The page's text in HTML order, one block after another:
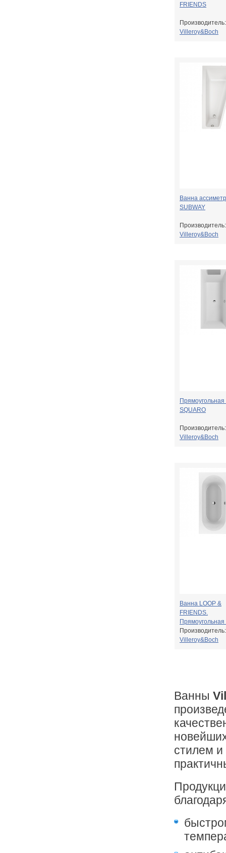
FRIENDS
Производитель:
Villeroy&Boch
Ванна
SUBWAY
Производитель:
Villeroy&Boch
Прямоугольная
SQUARO
Производитель:
Villeroy&Boch
Ванна LOOP &
FRIENDS.
Производитель:
Villeroy&Boch
Ванны
стилем